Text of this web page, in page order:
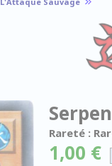
Rareté :
1,00 €